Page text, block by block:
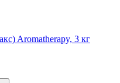
Aromatherapy, 3 кг